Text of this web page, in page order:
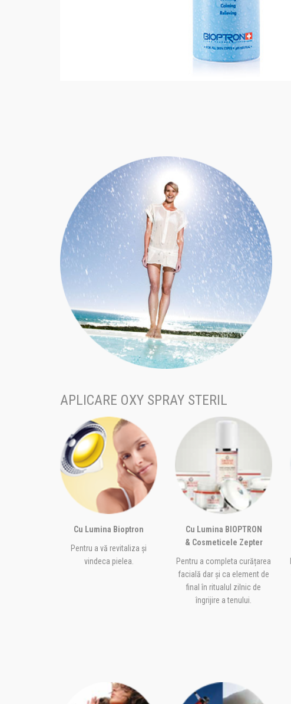
APLICARE OXY SPRAY STERIL
Cu Lumina Bioptron
Pentru a vă revitaliza și
vindeca pielea.
Cu Lumina BIOPTRON
& Cosmeticele Zepter
Pentru a completa curățarea
facială dar și ca element de
final în ritualul zilnic de
îngrijire a tenului.